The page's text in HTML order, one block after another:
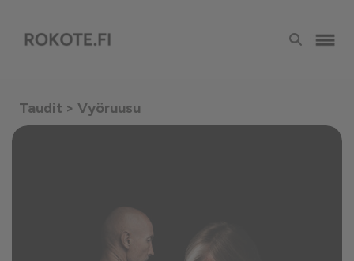
Taudit > Vyöruusu